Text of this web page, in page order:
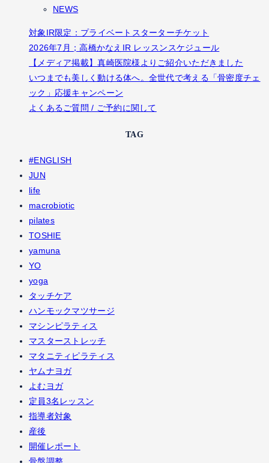
NEWS
対象IR限定：プライベートスターターチケット
2026年7月；高橋かなえIR レッスンスケジュール
【メディア掲載】真崎医院様よりご紹介いただきました
いつまでも美しく動ける体へ。全世代で考える「骨密度チェ
ック」応援キャンペーン
よくあるご質問 / ご予約に関して
TAG
#ENGLISH
JUN
life
macrobiotic
pilates
TOSHIE
yamuna
YO
yoga
タッチケア
ハンモックマツサージ
マシンピラティス
マスターストレッチ
マタニティピラティス
ヤムナヨガ
よむヨガ
定員3名レッスン
指導者対象
産後
開催レポート